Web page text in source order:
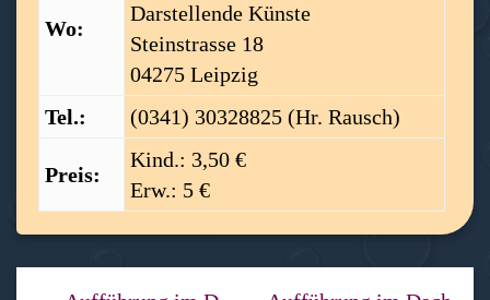
Wo:
Darstellende Künste
Steinstrasse 18
04275 Leipzig
Tel.:
(0341) 30328825 (Hr. Rausch)
Preis:
Kind.: 3,50 €
Erw.: 5 €